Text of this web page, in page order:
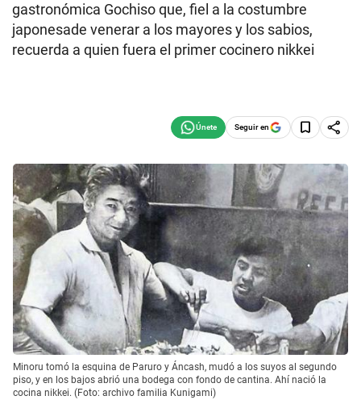
gastronómica Gochiso que, fiel a la costumbre
japonesade venerar a los mayores y los sabios,
recuerda a quien fuera el primer cocinero nikkei
Seguir en
Minoru tomó la esquina de Paruro y Áncash, mudó a los suyos al segundo
piso, y en los bajos abrió una bodega con fondo de cantina. Ahí nació la
cocina nikkei. (Foto: archivo familia Kunigami)